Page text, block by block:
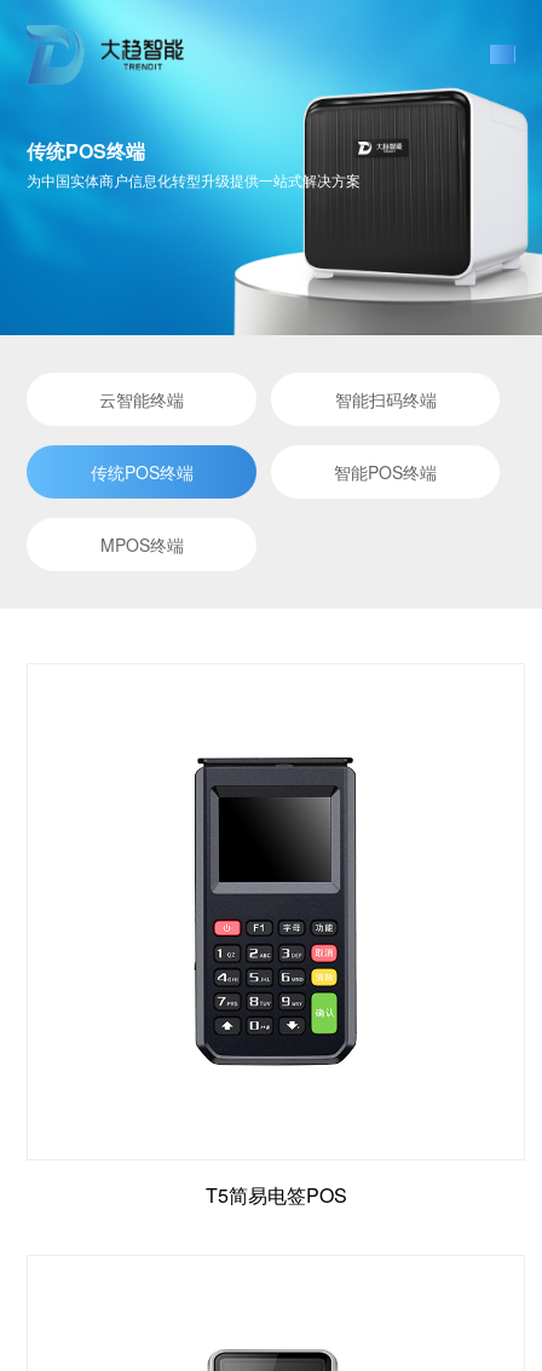
传统POS终端
为中国实体商户信息化转型升级提供一站式解决方案
云智能终端 智能扫码终端
传统POS终端 智能POS终端
MPOS终端
T5简易电签POS